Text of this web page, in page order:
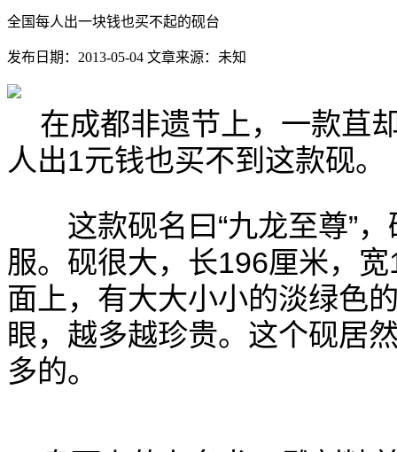
全国每人出一块钱也买不起的砚台
发布日期：2013-05-04 文章来源：未知
在成都非遗节上，一款苴
人出1元钱也买不到这款砚。
这款砚名曰“九龙至尊”，
服。砚很大，长196厘米，
面上，有大大小小的淡绿色
眼，越多越珍贵。这个砚居
多的。